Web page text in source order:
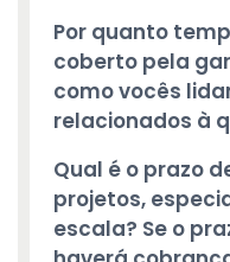
Por quanto
coberto pela
como vocês
relacionados à
Qual é o prazo
projetos,
escala? Se o